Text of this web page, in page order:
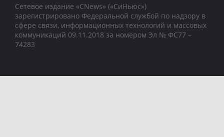
Сетевое издание «CNews» («СиНьюс»)
зарегистрировано Федеральной службой по надзору в
сфере связи, информационных технологий и массовых
коммуникаций 09.11.2018 за номером Эл № ФС77 –
74283